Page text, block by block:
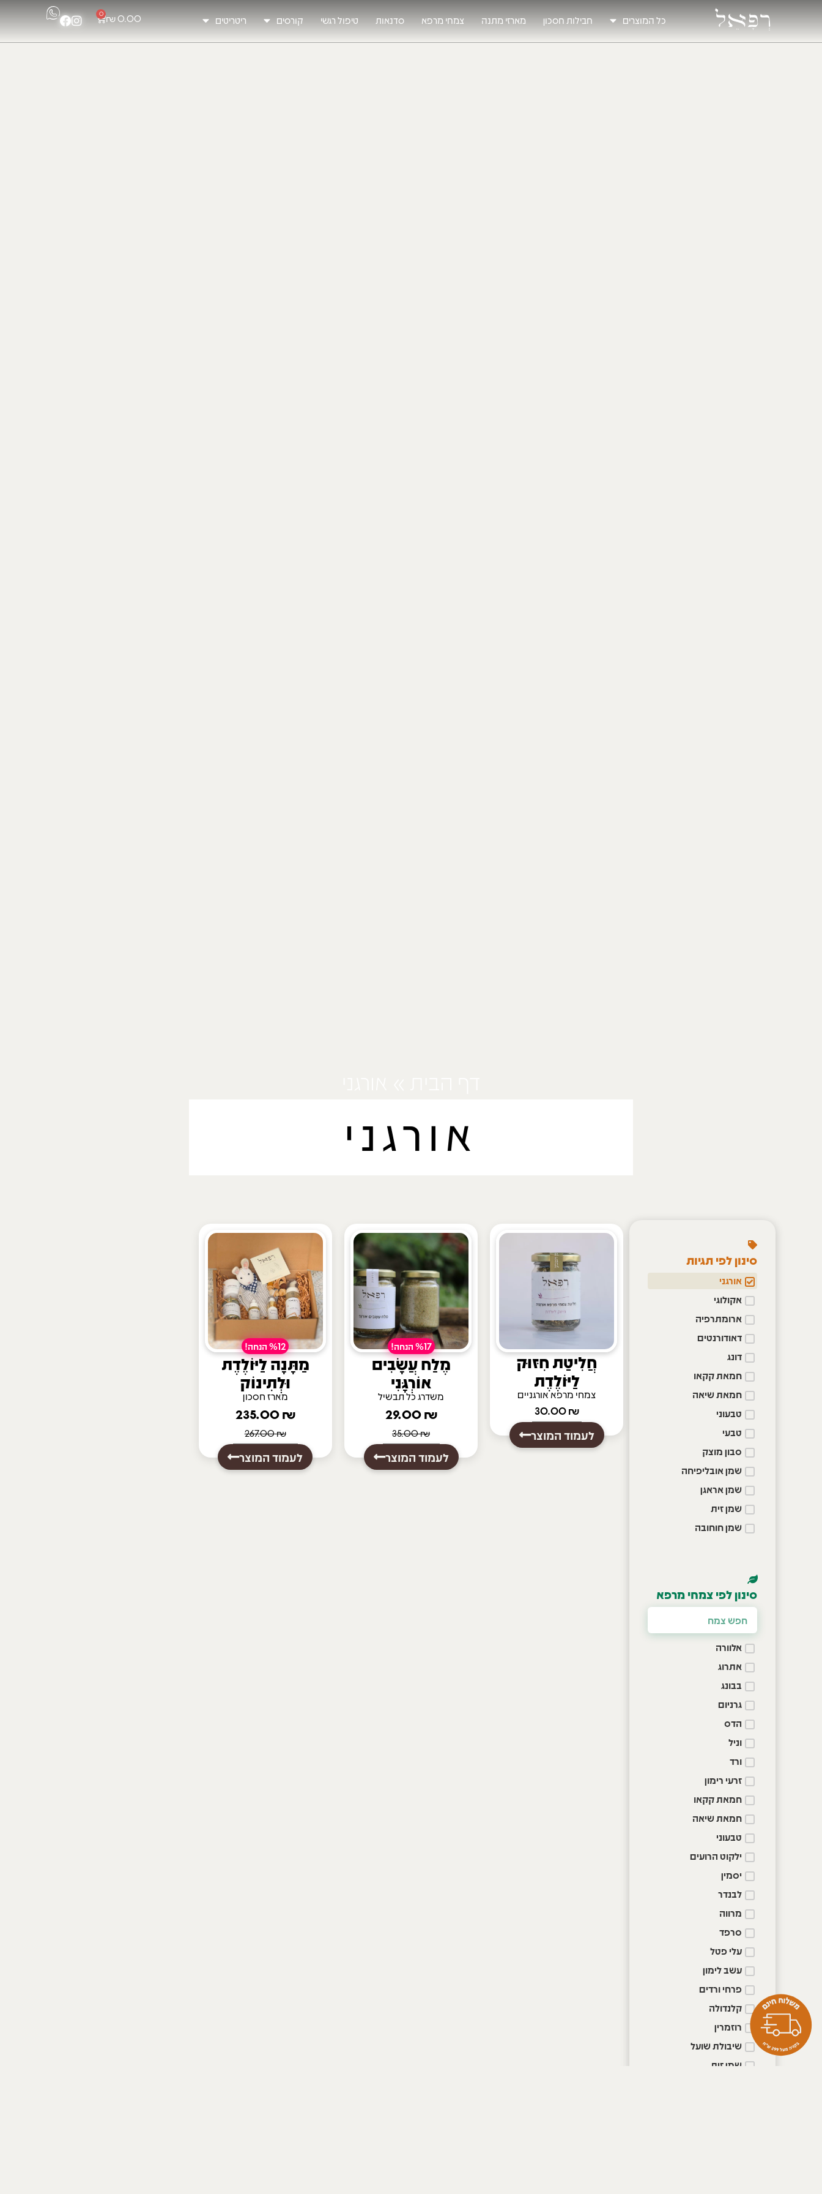
כל המוצרים חבילות חסכון מארזי מתנה צמחי מרפא סדנאות טיפול רגשי קורסים ריטריטים ₪0.00
0
אורגני
סינון לפי תגיות
אורגני
אקולוגי
ארומתרפיה
דאודורנטים
דונג
חמאת קקאו
חמאת שיאה
טבעוני
טבעי
סבון מוצק
שמן אובליפיחה
שמן אראגן
שמן זית
שמן חוחובה
סינון לפי צמחי מרפא
אלוורה
אתרוג
בבונג
גרניום
הדס
וניל
ורד
זרעי רימון
חמאת קקאו
חמאת שיאה
טבעוני
ילקוט הרועים
יסמין
לבנדר
מרווה
סרפד
עלי פטל
עשב לימון
פרחי ורדים
קלנדולה
רוזמרין
שיבולת שועל
שמן זית
חֲלִיטַת חִזּוּק
לַיּוֹלֶדֶת
צמחי מרפא אורגניים
₪
30.00
לעמוד המוצר
%17 הנחה!
מֶלַח עֲשָׂבִים
אוֹרְגָּנִי
משדרג כל תבשיל
₪
35.00
₪
29.00
לעמוד המוצר
%12 הנחה!
מַתָּנָה לַיּוֹלֶדֶת
וּלְתִינוֹק
מארז חסכון
₪
267.00
₪
235.00
לעמוד המוצר